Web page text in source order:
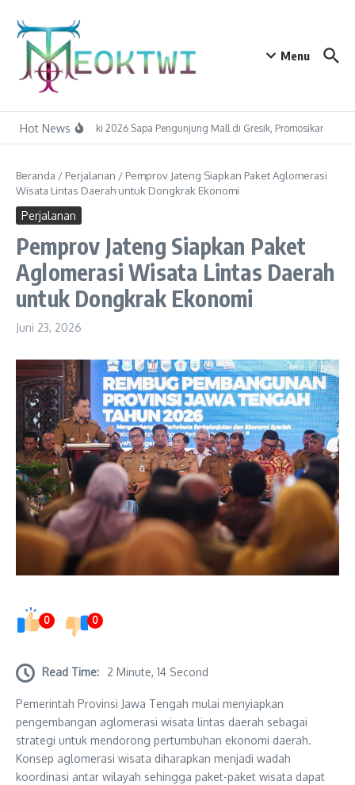
Menu
Hot NewsRaka Raki 2026 Sapa Pengunjung Mall di Gresik, Promosikan
Beranda / Perjalanan / Pemprov Jateng Siapkan Paket Aglomerasi
Wisata Lintas Daerah untuk Dongkrak Ekonomi
Perjalanan
Pemprov Jateng Siapkan Paket
Aglomerasi Wisata Lintas Daerah
untuk Dongkrak Ekonomi
Juni 23, 2026
0 0
Read Time: 2 Minute, 14 Second
Pemerintah Provinsi Jawa Tengah mulai menyiapkan
pengembangan aglomerasi wisata lintas daerah sebagai
strategi untuk mendorong pertumbuhan ekonomi daerah.
Konsep aglomerasi wisata diharapkan menjadi wadah
koordinasi antar wilayah sehingga paket-paket wisata dapat